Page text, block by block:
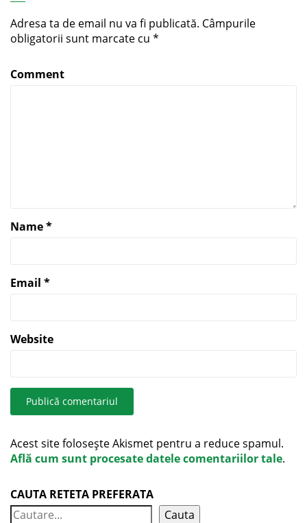
Adresa ta de email nu va fi publicată. Câmpurile
obligatorii sunt marcate cu *
Comment
Name*
Email *
Website
Acest site folosește Akismet pentru a reduce spamul.
Află cum sunt procesate datele comentariilor tale.
CAUTA RETETA PREFERATA
Cauta